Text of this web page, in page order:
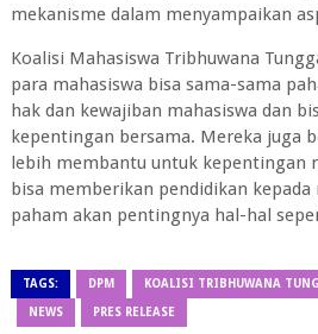
mekanisme dalam menyampaikan
Koalisi Mahasiswa Tribhuwana
para mahasiswa bisa sama-sama
hak dan kewajiban mahasiswa dan
kepentingan bersama. Mereka juga
lebih membantu untuk kepentingan
bisa memberikan pendidikan kepada
paham akan pentingnya hal-hal
TAGS: DPM KOALISI TRIBHUWANA
NEWS PRES RELEASE